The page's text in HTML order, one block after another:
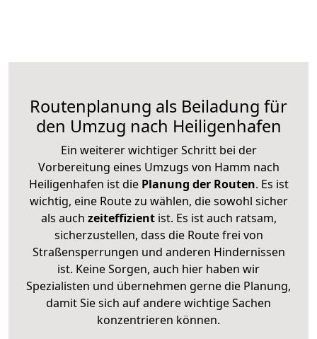
Routenplanung als Beiladung für
den Umzug nach Heiligenhafen
Ein weiterer wichtiger Schritt bei der
Vorbereitung eines Umzugs von Hamm nach
Heiligenhafen ist diePlanung der Routen. Es ist
wichtig, eine Route zu wählen, die sowohl sicher
als auch zeiteffizientist. Es ist auch ratsam,
sicherzustellen, dass die Route frei von
Straßensperrungen und anderen Hindernissen
ist. Keine Sorgen, auch hier haben wir
Spezialisten und übernehmen gerne die Planung,
damit Sie sich auf andere wichtige Sachen
konzentrieren können.